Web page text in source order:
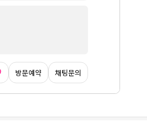
방문예약 채팅문의